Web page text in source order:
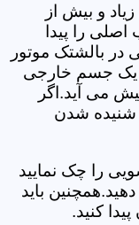
و بیش از
را پیدا
در بالشتک موتور
یک جسم خارجی
می آید.اگر
شنیده شدن
را چک نمایید
باید
کنید.